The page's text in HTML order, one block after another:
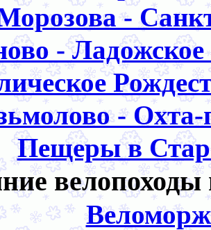
-
- Ладожское
- Охта-
Пещеры в
велопоходы